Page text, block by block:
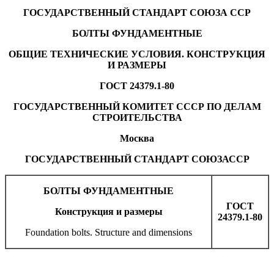
ГОСУДАРСТВЕННЫЙ СТАНДАРТ СОЮЗА ССР
БОЛТЫ ФУНДАМЕНТНЫЕ
ОБЩИЕ ТЕХНИЧЕСКИЕ УСЛОВИЯ. КОНСТРУКЦИЯ
И РАЗМЕРЫ
ГОСТ 24379.1-80
ГОСУДАРСТВЕННЫЙ КОМИТЕТ СССР ПО ДЕЛАМ
СТРОИТЕЛЬСТВА
Москва
ГОСУДАРСТВЕННЫЙ СТАНДАРТ СОЮЗАССР
БОЛТЫ ФУНДАМЕНТНЫЕ
Конструкция и размеры
Foundation bolts. Structure and dimensions
ГОСТ
24379.1-80